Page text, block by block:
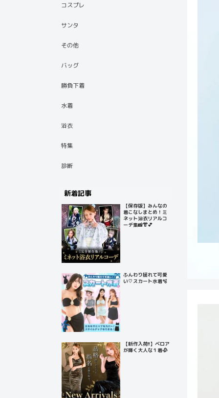
コスプレ
サンタ
その他
バッグ
勝負下着
水着
浴衣
特集
診断
新着記事
【保存版】みんなの
着こなしまとめ！ミ
ネット浴衣リアルコ
ーデ集📸👘💕
ふんわり揺れて可愛
い♡スカート水着🫧
【新作入荷!!】ベロア
が輝く大人な１着🥀